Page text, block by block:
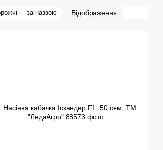
за назвою Відображення: